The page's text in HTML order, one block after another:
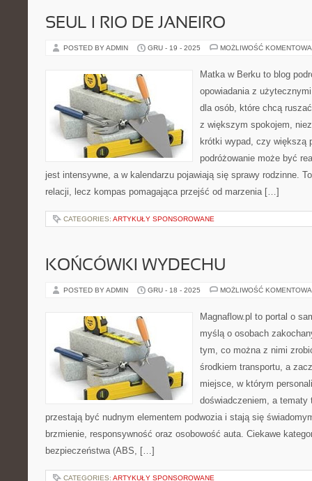
SEUL I RIO DE JANEIRO
POSTED BY ADMIN GRU - 19 - 2025 MOŻLIWOŚĆ
Matka w Berku to blog
opowiadania z
dla osób, które chcą
z większym spokojem,
krótki wypad, czy większą
podróżowanie może być
jest intensywne, a w kalendarzu pojawiają się sprawy rodzinne.
relacji, lecz kompas pomagająca przejść od marzenia […]
CATEGORIES: ARTYKUŁY SPONSOROWANE
KOŃCÓWKI WYDECHU
POSTED BY ADMIN GRU - 18 - 2025 MOŻLIWOŚĆ
Magnaflow.pl to portal o
myślą o osobach
tym, co można z nimi
środkiem transportu, a
miejsce, w którym
doświadczeniem, a
przestają być nudnym elementem podwozia i stają się
brzmienie, responsywność oraz osobowość auta. Ciekawe
bezpieczeństwa (ABS, […]
CATEGORIES: ARTYKUŁY SPONSOROWANE